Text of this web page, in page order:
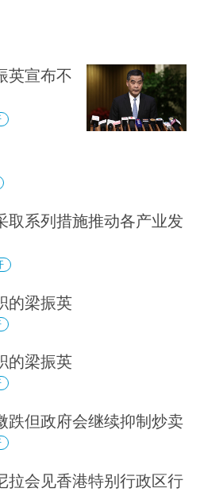
英宣布不
取系列措施推动各产业发
的梁振英
的梁振英
跌但政府会继续抑制炒卖
拉会见香港特别行政区行